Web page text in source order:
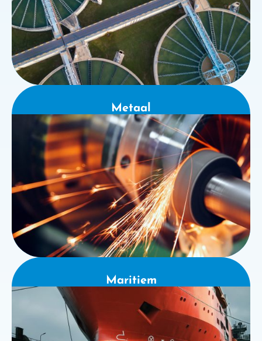
Metaal
Maritiem